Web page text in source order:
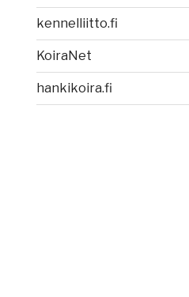
kennelliitto.fi
KoiraNet
hankikoira.fi